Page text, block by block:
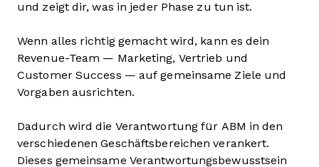
und zeigt dir, was in jeder Phase zu tun ist.
Wenn alles richtig gemacht wird, kann es dein
Revenue-Team — Marketing, Vertrieb und
Customer Success — auf gemeinsame Ziele und
Vorgaben ausrichten.
Dadurch wird die Verantwortung für ABM in den
verschiedenen Geschäftsbereichen verankert.
Dieses gemeinsame Verantwortungsbewusstsein